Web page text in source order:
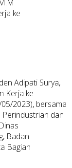
ke
Adipati Surya,
Kerja ke
2023), bersama
Perindustrian dan
Badan
Bagian